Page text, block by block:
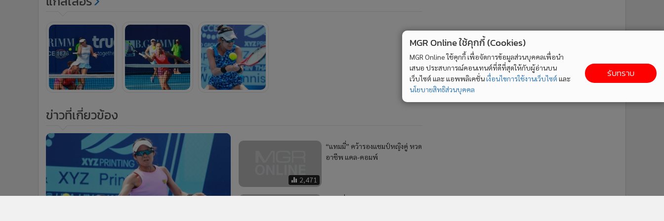
ข่าวที่เกี่ยวข้อง
2,471
“แทมมี่” คว้ารองแชมป์หญิงคู่ หวด
อาชีพ แคล-คอมพ์
MGR Online ใช้คุกกี้ (Cookies)
MGR Online ใช้คุกกี้ เพื่อจัดการข้อมูลส่วนบุคคลเพื่อนำ
เสนอ ประสบการณ์คอนเทนต์ที่ดีที่สุดให้กับผู้อ่านบน
เว็บไซต์ และ แอพพลิเคชั่นเงื่อนไขการใช้งานเว็บไซต์ และ
นโยบายสิทธิส่วนบุคคล
รับทราบ